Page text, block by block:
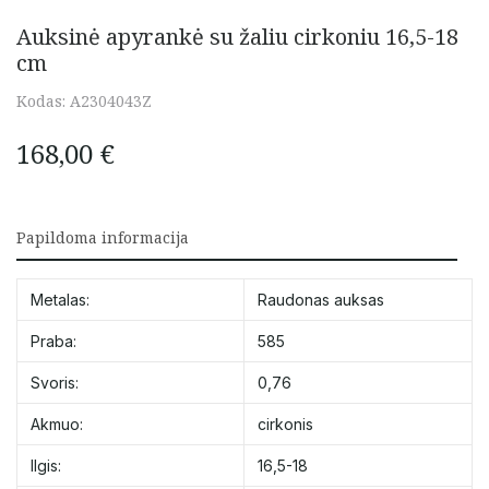
Auksinė apyrankė su žaliu cirkoniu 16,5-18
cm
Kodas: A2304043Z
168,00 €
Papildoma informacija
Metalas: Raudonas auksas
Praba: 585
Svoris: 0,76
Akmuo: cirkonis
Ilgis: 16,5-18